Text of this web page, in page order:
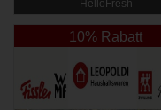
HelloFresh
10% Rabatt